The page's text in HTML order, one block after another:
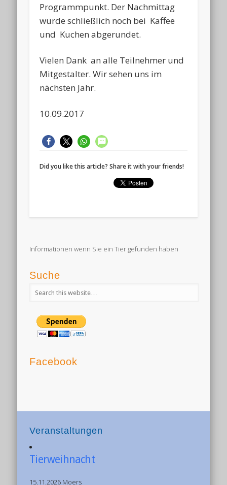
Programmpunkt. Der Nachmittag
wurde schließlich noch bei Kaffee
und Kuchen abgerundet.
Vielen Dank an alle Teilnehmer und
Mitgestalter. Wir sehen uns im
nächsten Jahr.
10.09.2017
Did you like this article? Share it with your friends!
Informationen wenn Sie ein Tier gefunden haben
Suche
Facebook
Veranstaltungen
Tierweihnacht
15.11.2026 Moers